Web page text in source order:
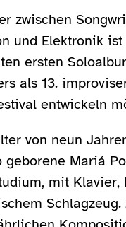
zwischen
und Elektronik
ersten
als 13.
entwickeln
von neun
geborene Mariá
mit Klavier,